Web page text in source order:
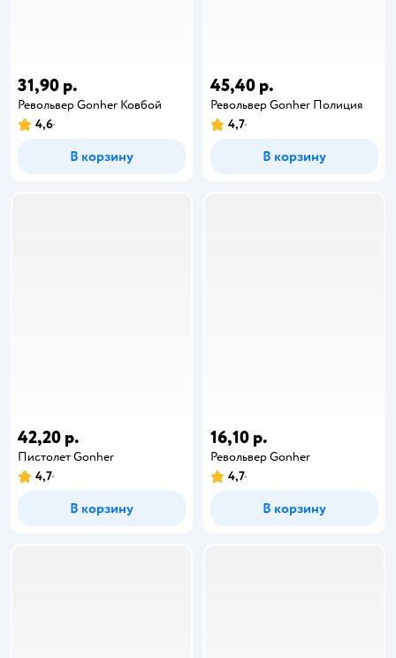
31,90 р.
Револьвер Gonher Ковбой
4,6
В корзину
45,40 р.
Револьвер Gonher Полиция
4,7
В корзину
42,20 р.
Пистолет Gonher
4,7
В корзину
16,10 р.
Револьвер Gonher
4,7
В корзину